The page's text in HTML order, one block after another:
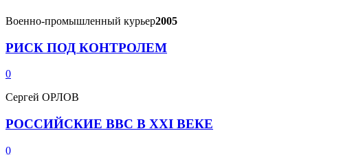
Военно-промышленный курьер2005
РИСК ПОД КОНТРОЛЕМ
0
Сергей ОРЛОВ
РОССИЙСКИЕ ВВС В XXI ВЕКЕ
0